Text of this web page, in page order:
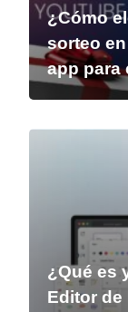
¿Cómo
sorteo
app para
¿Qué es
Editor de